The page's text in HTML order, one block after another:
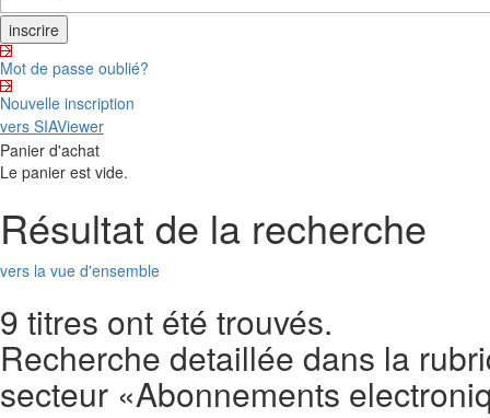
Mot de passe oublié?
Nouvelle inscription
vers SIAViewer
Panier d'achat
Le panier est vide.
Résultat de la recherche
vers la vue d'ensemble
9 titres ont été trouvés.
Recherche detaillée dans la
secteur «Abonnements